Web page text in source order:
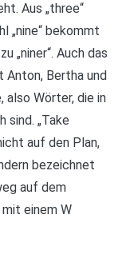
Aus „three“
„nine“ bekommt
„niner“. Auch das
Bertha und
also Wörter, die in
sind. „Take
auf den Plan,
bezeichnet
auf dem
einem W